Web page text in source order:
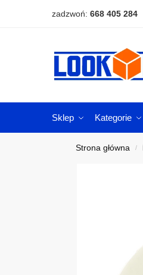
zadzwoń: 668 405 284
Sklep Kategorie
Strona główna /